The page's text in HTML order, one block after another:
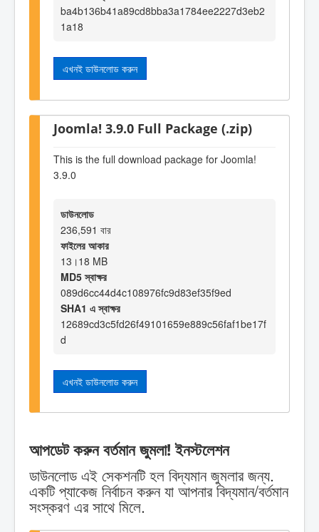
ba4b136b41a89cd8bba3a1784ee2227d3eb2
1a18
এখনই ডাউনলোড করুন
Joomla! 3.9.0 Full Package (.zip)
This is the full download package for Joomla!
3.9.0
ডাউনলোড
236,591 বার
ফাইলের আকার
13।18 MB
MD5 স্বাক্ষর
089d6cc44d4c108976fc9d83ef35f9ed
SHA1 এ স্বাক্ষর
12689cd3c5fd26f49101659e889c56faf1be17f
d
এখনই ডাউনলোড করুন
আপডেট করুন বর্তমান জুমলা! ইনস্টলেশন
ডাউনলোড এই সেকশনটি হল বিদ্যমান জুমলার জন্য.
একটি প্যাকেজ নির্বাচন করুন যা আপনার বিদ্যমান/বর্তমান
সংস্করণ এর সাথে মিলে.